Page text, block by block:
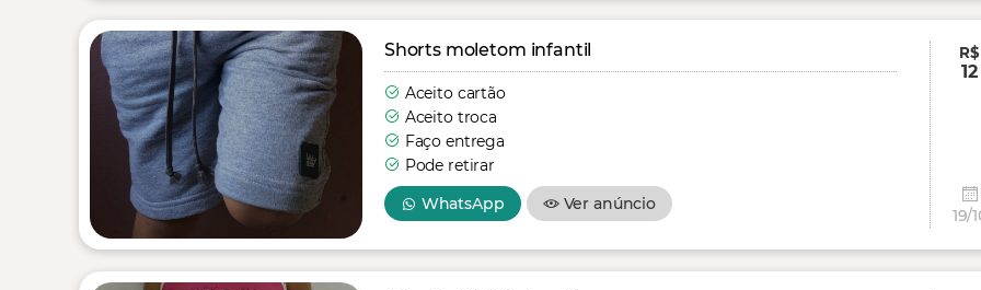
Shorts moletom infantil
Aceito cartão
Aceito troca
Faço entrega
Pode retirar
WhatsApp
Ver anúncio
R$
12
19/